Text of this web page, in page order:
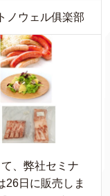
ノウェル俱楽部
、弊社セミナ
26日に販売しま